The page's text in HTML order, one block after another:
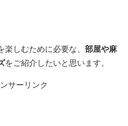
しむために必要な、 部屋や麻
をご紹介したいと思います。
サーリンク